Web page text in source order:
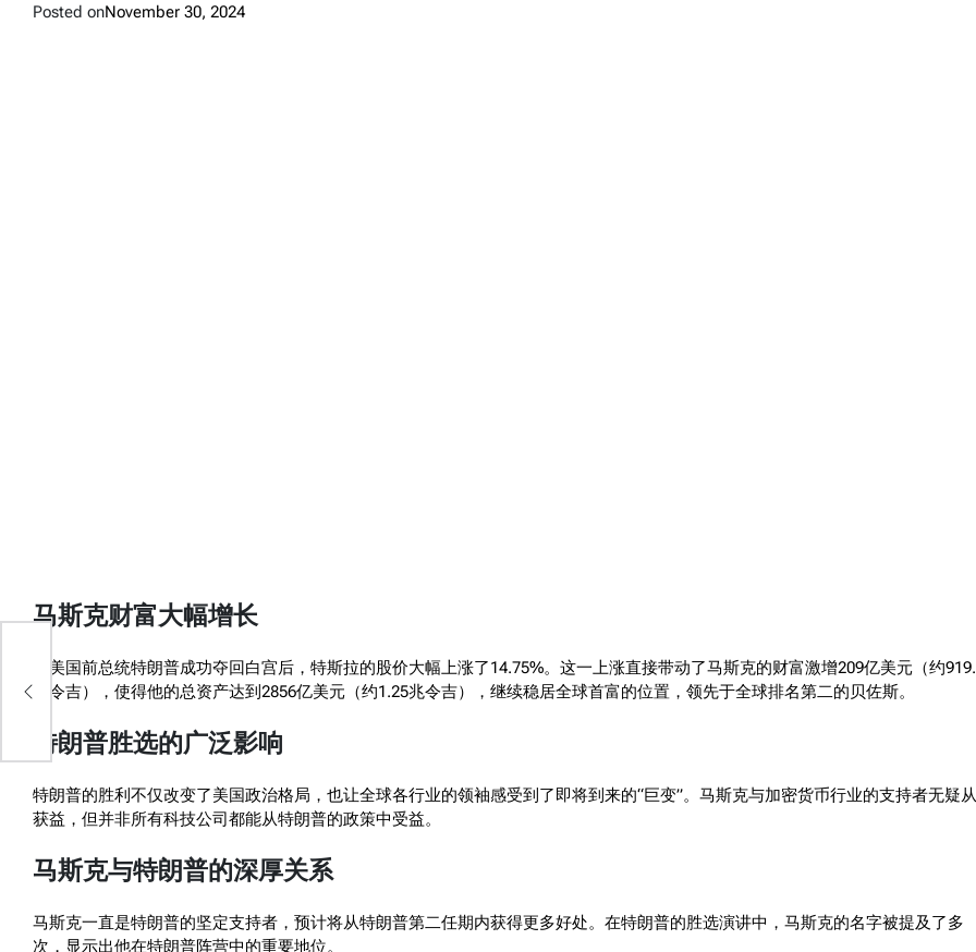
Posted onNovember 30, 2024
马斯克财富大幅增长
在美国前总统特朗普成功夺回白宫后，特斯拉的股价大幅上涨了14.75%。这一上涨直接带动了马斯克的财富激增209亿美元（约
亿令吉），使得他的总资产达到2856亿美元（约1.25兆令吉），继续稳居全球首富的位置，领先于全球排名第二的贝佐斯。
特朗普胜选的广泛影响
特朗普的胜利不仅改变了美国政治格局，也让全球各行业的领袖感受到了即将到来的“巨变”。马斯克与加密货币行业的支持者无疑
获益，但并非所有科技公司都能从特朗普的政策中受益。
马斯克与特朗普的深厚关系
马斯克一直是特朗普的坚定支持者，预计将从特朗普第二任期内获得更多好处。在特朗普的胜选演讲中，马斯克的名字被提及了多
次，显示出他在特朗普阵营中的重要地位。